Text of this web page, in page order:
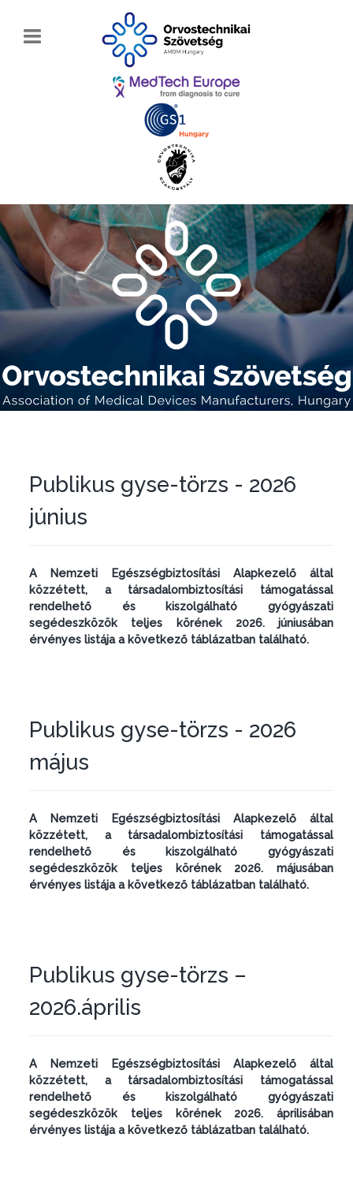
Publikus gyse-törzs - 2026
június
A Nemzeti Egészségbiztosítási Alapkezelő által
közzétett, a társadalombiztosítási támogatással
rendelhető és kiszolgálható gyógyászati
segédeszközök teljes körének 2026. júniusában
érvényes listája a következő táblázatban található.
Publikus gyse-törzs - 2026
május
A Nemzeti Egészségbiztosítási Alapkezelő által
közzétett, a társadalombiztosítási támogatással
rendelhető és kiszolgálható gyógyászati
segédeszközök teljes körének 2026. májusában
érvényes listája a következő táblázatban található.
Publikus gyse-törzs –
2026.április
A Nemzeti Egészségbiztosítási Alapkezelő által
közzétett, a társadalombiztosítási támogatással
rendelhető és kiszolgálható gyógyászati
segédeszközök teljes körének 2026. áprilisában
érvényes listája a következő táblázatban található.